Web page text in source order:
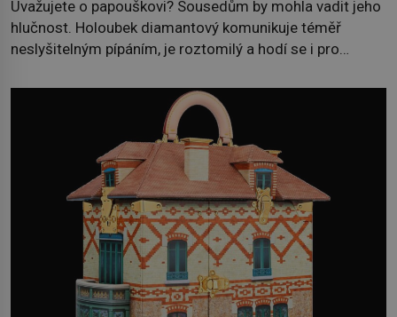
Uvažujete o papouškovi? Sousedům by mohla vadit jeho
hlučnost. Holoubek diamantový komunikuje téměř
neslyšitelným pípáním, je roztomilý a hodí se i pro
klidného ptáčka, který většinu dne jen posedává. Hodně
času tráví na zemi, kde sbírá zbytky semínek Jeho
domovinou je prakticky celá Austrálie s výjimkou
pobřežní oblasti. […]